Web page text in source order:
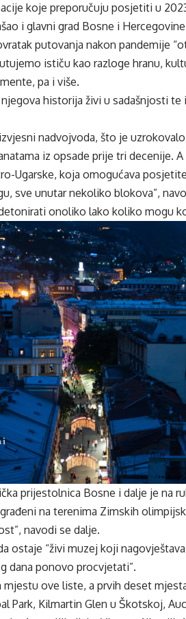
koje preporučuju posjetiti u
i glavni grad Bosne i
putovanja nakon pandemije
ističu kao razloge hranu,
pa i više.
historija živi u sadašnjosti
nadvojvoda, što je
iz opsade prije tri decenije.
Ugarske, koja omogućava
sve unutar nekoliko blokova”,
onoliko lako koliko mogu
prijestolnica Bosne i dalje je na
na terenima Zimskih
navodi se dalje.
ostaje “živi muzej koji
dana ponovo procvjetati”.
mjestu ove liste, a prvih deset
Park, Kilmartin Glen u Škotskoj,